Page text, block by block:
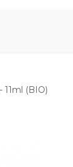
11ml (BIO)